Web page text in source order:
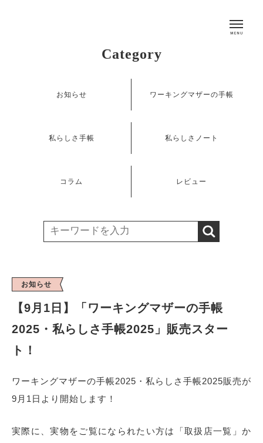
Category
お知らせ ワーキングマザーの手帳
私らしさ手帳 私らしさノート
コラム レビュー
お知らせ
【9月1日】「ワーキングマザーの手帳
2025・私らしさ手帳2025」販売スター
ト！
ワーキングマザーの手帳2025・私らしさ手帳2025販売が
9月1日より開始します！
実際に、実物をご覧になられたい方は「取扱店一覧」か